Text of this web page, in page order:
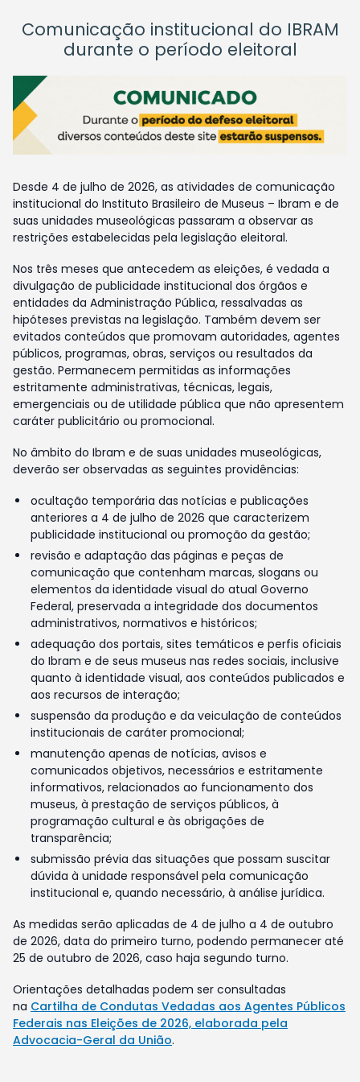
Comunicação institucional do IBRAM
durante o período eleitoral
Desde 4 de julho de 2026, as atividades de comunicação
institucional do Instituto Brasileiro de Museus – Ibram e de
suas unidades museológicas passaram a observar as
restrições estabelecidas pela legislação eleitoral.
Nos três meses que antecedem as eleições, é vedada a
divulgação de publicidade institucional dos órgãos e
entidades da Administração Pública, ressalvadas as
hipóteses previstas na legislação. Também devem ser
evitados conteúdos que promovam autoridades, agentes
públicos, programas, obras, serviços ou resultados da
gestão. Permanecem permitidas as informações
estritamente administrativas, técnicas, legais,
emergenciais ou de utilidade pública que não apresentem
caráter publicitário ou promocional.
No âmbito do Ibram e de suas unidades museológicas,
deverão ser observadas as seguintes providências:
ocultação temporária das notícias e publicações
anteriores a 4 de julho de 2026 que caracterizem
publicidade institucional ou promoção da gestão;
revisão e adaptação das páginas e peças de
comunicação que contenham marcas, slogans ou
elementos da identidade visual do atual Governo
Federal, preservada a integridade dos documentos
administrativos, normativos e históricos;
adequação dos portais, sites temáticos e perfis oficiais
do Ibram e de seus museus nas redes sociais, inclusive
quanto à identidade visual, aos conteúdos publicados e
aos recursos de interação;
suspensão da produção e da veiculação de conteúdos
institucionais de caráter promocional;
manutenção apenas de notícias, avisos e
comunicados objetivos, necessários e estritamente
informativos, relacionados ao funcionamento dos
museus, à prestação de serviços públicos, à
programação cultural e às obrigações de
transparência;
submissão prévia das situações que possam suscitar
dúvida à unidade responsável pela comunicação
institucional e, quando necessário, à análise jurídica.
As medidas serão aplicadas de 4 de julho a 4 de outubro
de 2026, data do primeiro turno, podendo permanecer até
25 de outubro de 2026, caso haja segundo turno.
Orientações detalhadas podem ser consultadas
na Cartilha de Condutas Vedadas aos Agentes Públicos
Federais nas Eleições de 2026, elaborada pela
Advocacia-Geral da União.